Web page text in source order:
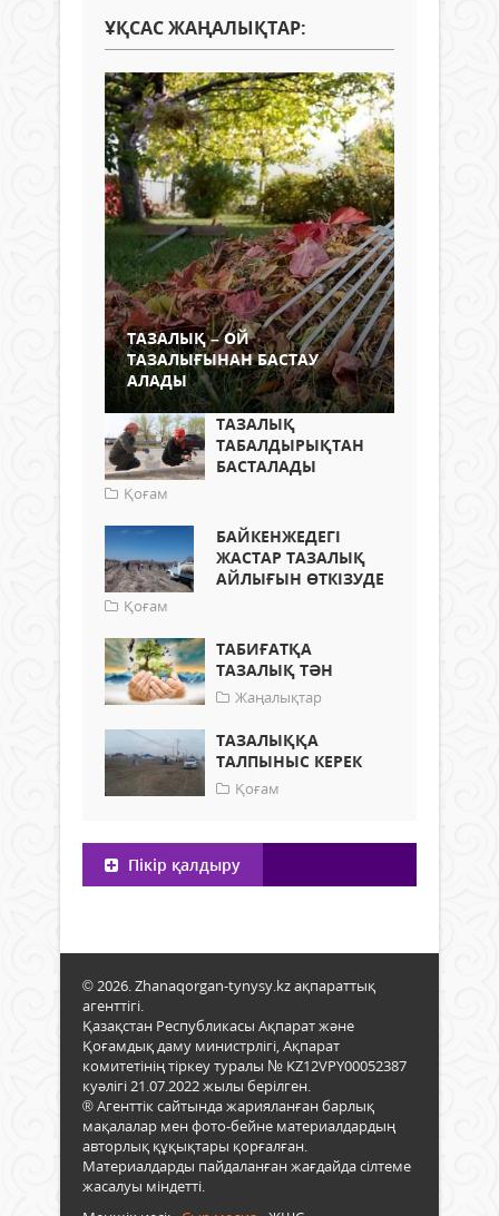
ҰҚСАС ЖАҢАЛЫҚТАР:
ТАЗАЛЫҚ – ОЙ
ТАЗАЛЫҒЫНАН БАСТАУ
АЛАДЫ
ТАЗАЛЫҚ
ТАБАЛДЫРЫҚТАН
БАСТАЛАДЫ
Қоғам
БАЙКЕНЖЕДЕГІ
ЖАСТАР ТАЗАЛЫҚ
АЙЛЫҒЫН ӨТКІЗУДЕ
Қоғам
ТАБИҒАТҚА
ТАЗАЛЫҚ ТӘН
Жаңалықтар
ТАЗАЛЫҚҚА
ТАЛПЫНЫС КЕРЕК
Қоғам
Пікір қалдыру
© 2026. Zhanaqorgan-tynysy.kz ақпараттық
агенттігі.
Қазақстан Республикасы Ақпарат және
Қоғамдық даму министрлігі, Ақпарат
комитетінің тіркеу туралы № KZ12VPY00052387
куәлігі 21.07.2022 жылы берілген.
® Агенттік сайтында жарияланған барлық
мақалалар мен фото-бейне материалдардың
авторлық құқықтары қорғалған.
Материалдарды пайдаланған жағдайда сілтеме
жасалуы міндетті.